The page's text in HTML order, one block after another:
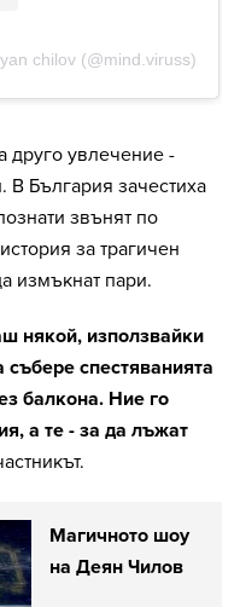
друго увлечение -
В България зачестиха
звънят по
за трагичен
измъкнат пари.
някой, използвайки
спестяванията
балкона. Ние го
а те - за да лъжат
Магичното шоу
на Деян Чилов